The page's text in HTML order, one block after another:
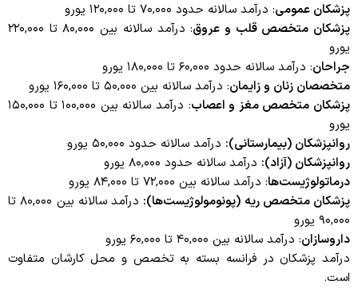
پزشکان عمومی: درآمد سالانه حدود ۷۰,۰۰۰ تا ۱۲۰,۰۰۰ یورو
پزشکان متخصص قلب و عروق
: درآمد سالانه بین ۸۰,۰۰۰ تا ۲۲۰,۰۰۰
یورو
جراحان: درآمد سالانه حدود ۶۰,۰۰۰ تا ۱۸۰,۰۰۰ یورو
متخصصان زنان و زایمان: درآمد سالانه بین ۵۰,۰۰۰ تا ۱۶۰,۰۰۰ یورو
پزشکان متخصص مغز و اعصاب
: درآمد سالانه بین ۱۰۰,۰۰۰ تا ۱۵۰,۰۰۰
یورو
روانپزشکان (بیمارستانی): درآمد سالانه حدود ۵۰,۰۰۰ یورو
روانپزشکان (آزاد): درآمد سالانه حدود ۸۰,۰۰۰ یورو
درماتولوژیست‌ها: درآمد سالانه بین ۷۲,۰۰۰ تا ۸۴,۰۰۰ یورو
پزشکان متخصص ریه (پونومولوژیست‌ها):
درآمد سالانه بین ۸۰,۰۰۰ تا
۹۰,۰۰۰ یورو
داروسازان: درآمد سالانه بین ۴۰,۰۰۰ تا ۶۰,۰۰۰ یورو
درآمد پزشکان در فرانسه بسته به تخصص و محل کارشان متفاوت
است.